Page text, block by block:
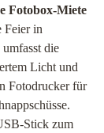
Fotobox-Miete
Feier in
die
Licht und
Fotodrucker für
Stick zum